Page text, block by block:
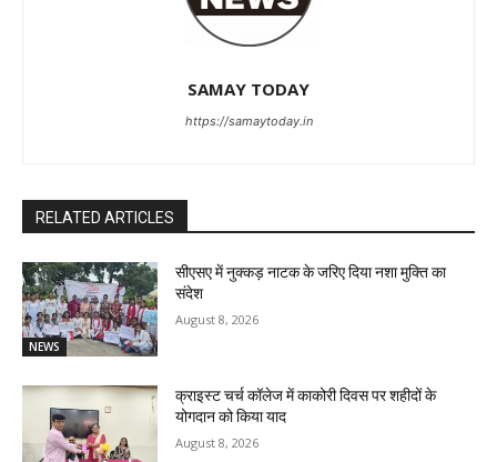
SAMAY TODAY
https://samaytoday.in
RELATED ARTICLES
NEWS
सीएसए में नुक्कड़ नाटक के जरिए दिया नशा मुक्ति का
संदेश
August 8, 2026
क्राइस्ट चर्च कॉलेज में काकोरी दिवस पर शहीदों के
योगदान को किया याद
August 8, 2026